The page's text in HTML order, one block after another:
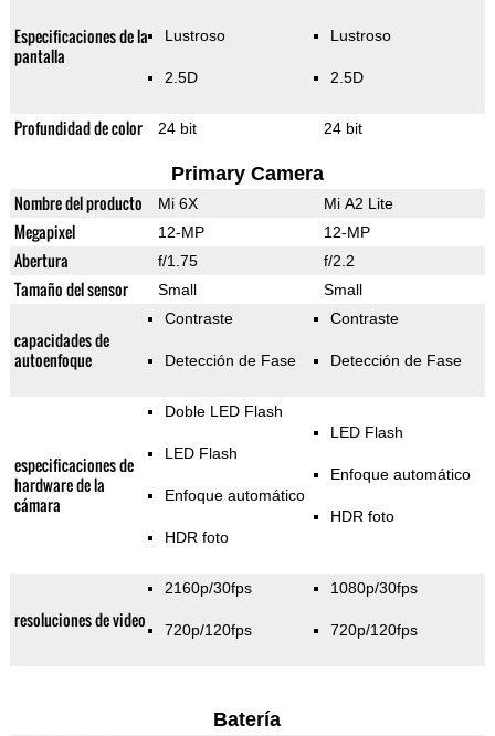
Especificaciones de la
pantalla
Lustroso
2.5D
Lustroso
2.5D
Profundidad de color 24 bit 24 bit
Primary Camera
Nombre del producto Mi 6X Mi A2 Lite
Megapixel 12-MP 12-MP
Abertura f/1.75 f/2.2
Tamaño del sensor Small Small
capacidades de
autoenfoque
Contraste
Detección de Fase
Contraste
Detección de Fase
especificaciones de
hardware de la
cámara
Doble LED Flash
LED Flash
Enfoque automático
HDR foto
LED Flash
Enfoque automático
HDR foto
resoluciones de video
2160p/30fps
720p/120fps
1080p/30fps
720p/120fps
Batería